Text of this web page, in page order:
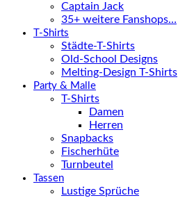
Captain Jack
35+ weitere Fanshops…
T-Shirts
Städte-T-Shirts
Old-School Designs
Melting-Design T-Shirts
Party & Malle
T-Shirts
Damen
Herren
Snapbacks
Fischerhüte
Turnbeutel
Tassen
Lustige Sprüche